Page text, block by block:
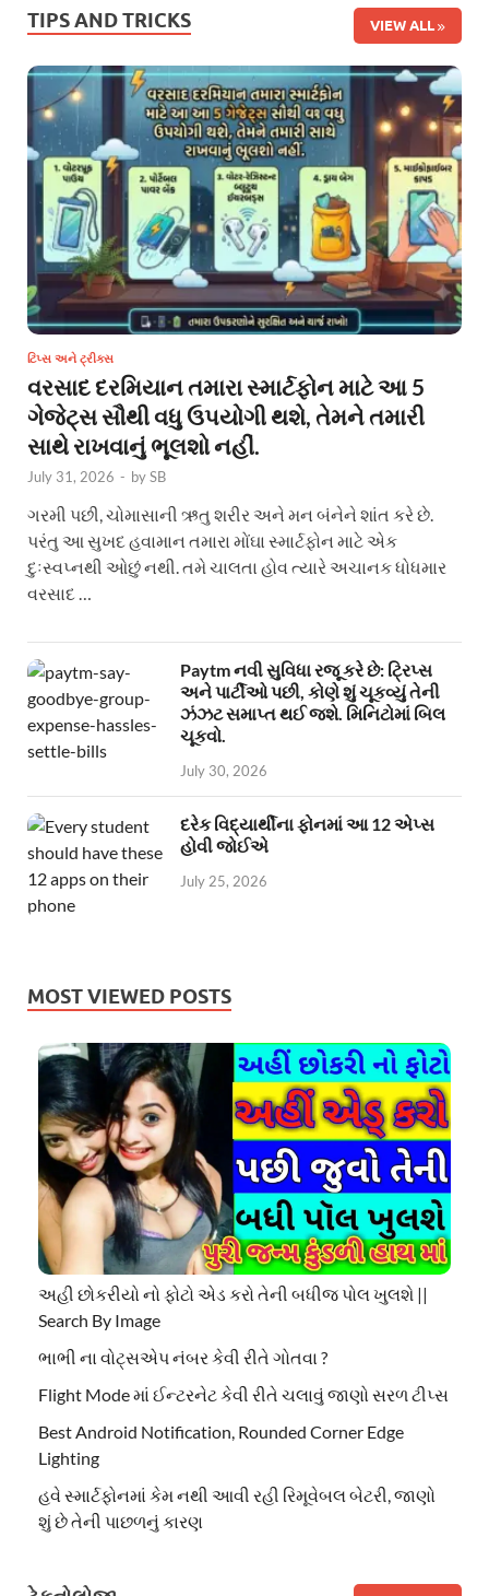
TIPS AND TRICKS VIEW ALL
ટિપ્સ અને ટ્રીક્સ
વરસાદ દરમિયાન તમારા સ્માર્ટફોન માટે આ 5
ગેજેટ્સ સૌથી વધુ ઉપયોગી થશે, તેમને તમારી
સાથે રાખવાનું ભૂલશો નહીં.
July 31, 2026 - bySB
ગરમી પછી, ચોમાસાની ઋતુ શરીર અને મન બંનેને શાંત કરે છે.
પરંતુ આ સુખદ હવામાન તમારા મોંઘા સ્માર્ટફોન માટે એક
દુઃસ્વપ્નથી ઓછું નથી. તમે ચાલતા હોવ ત્યારે અચાનક ધોધમાર
વરસાદ …
Paytm નવી સુવિધા રજૂ કરે છે: ટ્રિપ્સ
અને પાર્ટીઓ પછી, કોણે શું ચૂકવ્યું તેની
ઝંઝટ સમાપ્ત થઈ જશે. મિનિટોમાં બિલ
ચૂકવો.
July 30, 2026
દરેક વિદ્યાર્થીના ફોનમાં આ 12 એપ્સ
હોવી જોઈએ
July 25, 2026
MOST VIEWED POSTS
અહી છોકરીયો નો ફોટો એડ કરો તેની બધીજ પોલ ખુલશે ||
Search By Image
ભાભી ના વોટ્સએપ નંબર કેવી રીતે ગોતવા ?
Flight Mode માં ઈન્ટરનેટ કેવી રીતે ચલાવું જાણો સરળ ટીપ્સ
Best Android Notification, Rounded Corner Edge
Lighting
હવે સ્માર્ટફોનમાં કેમ નથી આવી રહી રિમૂવેબલ બેટરી, જાણો
શું છે તેની પાછળનું કારણ